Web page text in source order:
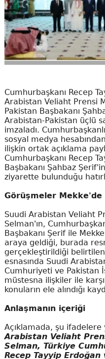
Cumhurbaşkanı Recep
Arabistan Veliaht Prensi
Pakistan Başbakanı
Arabistan-Pakistan üçlü
imzaladı.
sosyal medya
ilişkin ortak açıklama
Cumhurbaşkanı Recep
Başbakanı Şahbaz
ziyarette bulunduğu
Görüşmeler Mekke'de
Suudi Arabistan Veliaht
Selman'ın,
Başbakanı Şerif ile
araya geldiği, burada
gerçekleştirildiği
esnasında Suudi
Cumhuriyeti ve Pakistan
müstesna ilişkiler ile
konuların ele alındığı
Anlaşmanın içeriği
Açıklamada, şu
Arabistan Veliaht
Selman, Türkiye
Recep Tayyip